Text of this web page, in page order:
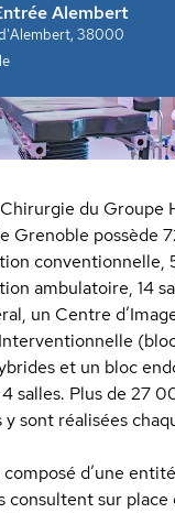
Alembert
38000
du Groupe
Grenoble possède
conventionnelle,
ambulatoire, 14
un Centre
et un bloc
salles. Plus de 27
sont réalisées
d’une
consultent sur place